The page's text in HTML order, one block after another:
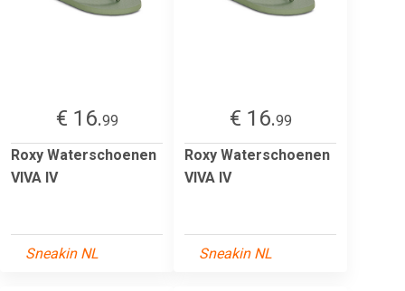
€ 16.99
Roxy Waterschoenen
VIVA IV
Sneakin NL
€ 16.99
Roxy Waterschoenen
VIVA IV
Sneakin NL